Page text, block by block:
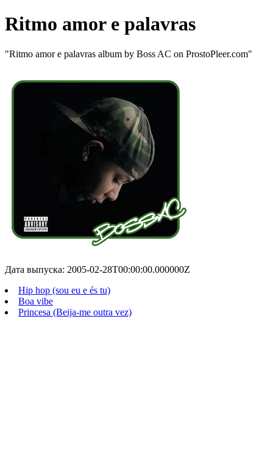
Ritmo amor e palavras
"Ritmo amor e palavras album by Boss AC on ProstoPleer.com"
Дата выпуска: 2005-02-28T00:00:00.000000Z
Hip hop (sou eu e és tu)
Boa vibe
Princesa (Beija-me outra vez)